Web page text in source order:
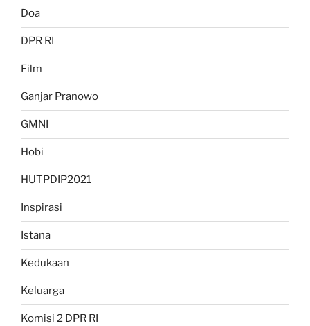
Doa
DPR RI
Film
Ganjar Pranowo
GMNI
Hobi
HUTPDIP2021
Inspirasi
Istana
Kedukaan
Keluarga
Komisi 2 DPR RI